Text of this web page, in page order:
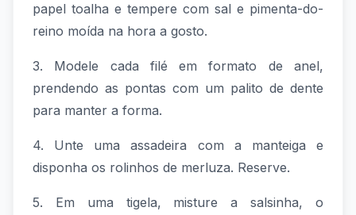
papel toalha e tempere com sal e pimenta-do-
reino moída na hora a gosto.
3. Modele cada filé em formato de anel,
prendendo as pontas com um palito de dente
para manter a forma.
4. Unte uma assadeira com a manteiga e
disponha os rolinhos de merluza. Reserve.
5. Em uma tigela, misture a salsinha, o